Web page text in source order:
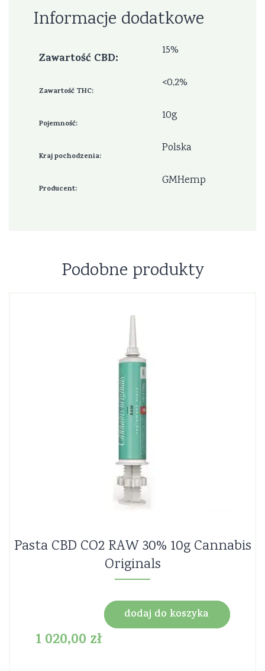
Informacje dodatkowe
Zawartość CBD 15%
Zawartość THC
<0,2%
Pojemność
10g
Kraj pochodzenia
Polska
Producent
GMHemp
Podobne produkty
Pasta CBD CO2 RAW 30% 10g Cannabis
Originals
1 020,00 zł
dodaj do koszyka